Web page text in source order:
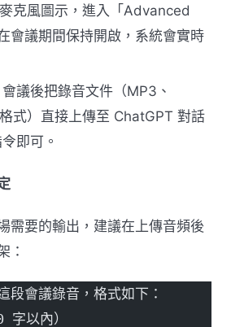
克風圖示，進入「Advanced
會議期間保持開啟，系統會實時
會議後把錄音文件（MP3、
式）直接上傳至 ChatGPT 對話
即可。
需要的輸出，建議在上傳音頻後
：
段會議錄音，格式如下：
以內）